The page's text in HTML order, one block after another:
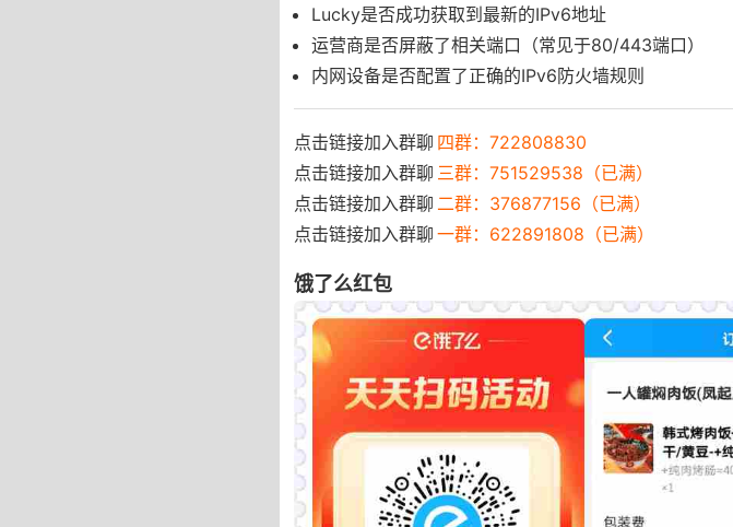
Lucky是否成功获取到最新的IPv6地址
运营商是否屏蔽了相关端口（常见于80/443端口）
内网设备是否配置了正确的IPv6防火墙规则
点击链接加入群聊 四群：722808830
点击链接加入群聊 三群：751529538（已满）
点击链接加入群聊 二群：376877156（已满）
点击链接加入群聊 一群：622891808（已满）
饿了么红包